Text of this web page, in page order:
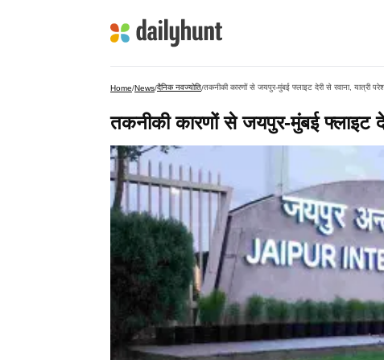
Home/News/दैनिक नवज्योति/तकनीकी कारणों से जयपुर-मुंबई फ्लाइट देरी से रवाना, यात्री
तकनीकी कारणों से जयपुर-मुंबई फ्लाइट